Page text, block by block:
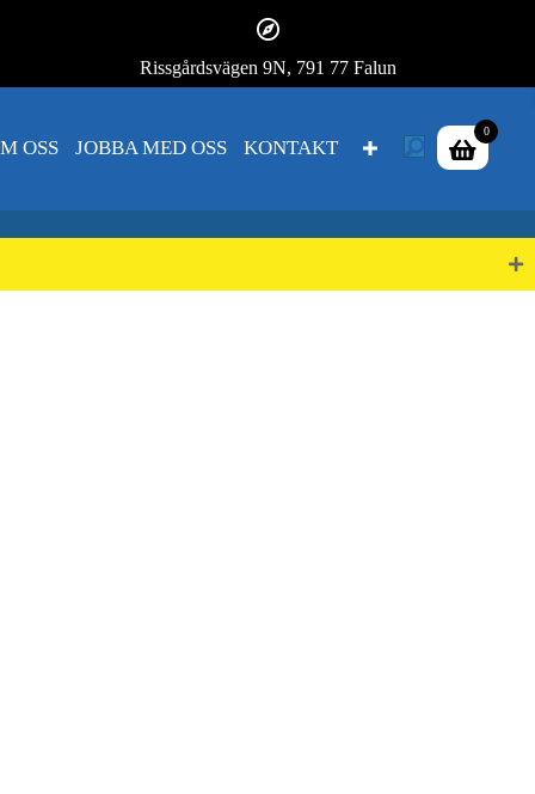
Rissgårdsvägen 9N, 791 77 Falun
OSS JOBBA MED OSS KONTAKT
0